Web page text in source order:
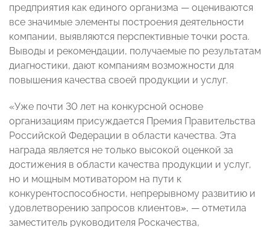
предприятия как единого организма — оцениваются
все значимые элементы построения деятельности
компании, выявляются перспективные точки роста.
Выводы и рекомендации, получаемые по результатам
диагностики, дают компаниям возможности для
повышения качества своей продукции и услуг.
«Уже почти 30 лет на конкурсной основе
организациям присуждается Премия Правительства
Российской Федерации в области качества. Эта
награда является не только высокой оценкой за
достижения в области качества продукции и услуг,
но и мощным мотиватором на пути к
конкурентоспособности, непрерывному развитию и
удовлетворению запросов клиентов», — отметила
заместитель руководителя Роскачества,